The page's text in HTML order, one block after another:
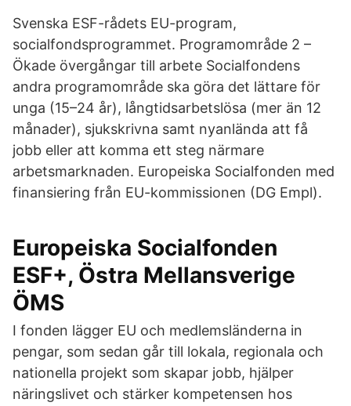
Svenska ESF-rådets EU-program,
socialfondsprogrammet. Programområde 2 –
Ökade övergångar till arbete Socialfondens
andra programområde ska göra det lättare för
unga (15–24 år), långtidsarbetslösa (mer än 12
månader), sjukskrivna samt nyanlända att få
jobb eller att komma ett steg närmare
arbetsmarknaden. Europeiska Socialfonden med
finansiering från EU-kommissionen (DG Empl).
Europeiska Socialfonden
ESF+, Östra Mellansverige
ÖMS
I fonden lägger EU och medlemsländerna in
pengar, som sedan går till lokala, regionala och
nationella projekt som skapar jobb, hjälper
näringslivet och stärker kompetensen hos